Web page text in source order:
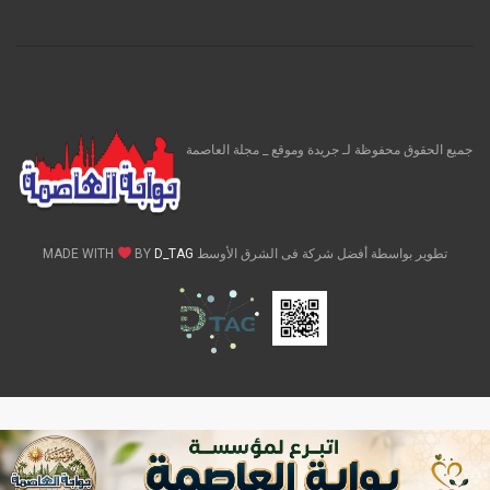
جميع الحقوق محفوظة لـ جريدة وموقع _ مجلة العاصمة
تطوير بواسطة أفضل شركة فى الشرق الأوسط MADE WITH BY D_TAG